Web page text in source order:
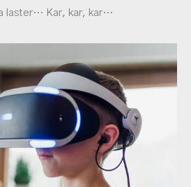
laster… Kar, kar, kar…